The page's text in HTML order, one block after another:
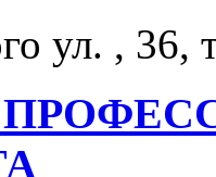
ул. , 36,